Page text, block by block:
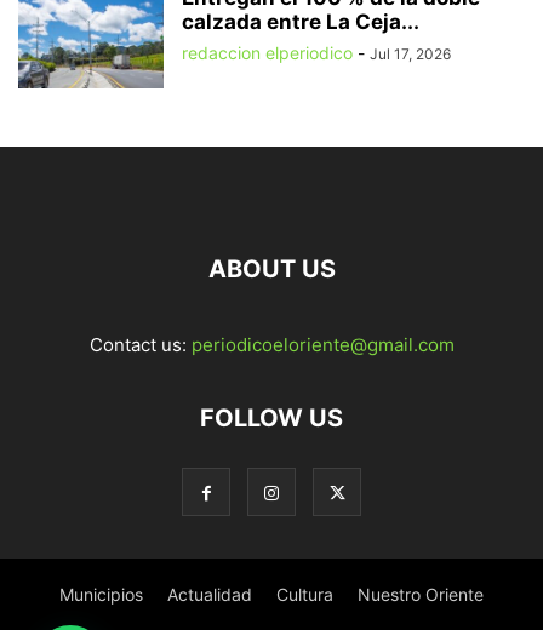
calzada entre La Ceja...
redaccion elperiodico - Jul 17, 2026
ABOUT US
Contact us: periodicoeloriente@gmail.com
FOLLOW US
Municipios Actualidad Cultura Nuestro Oriente